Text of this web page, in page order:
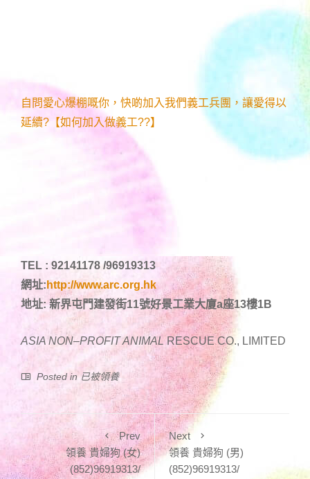
自問愛心爆棚嘅你，快啲加入我們義工兵團，讓愛得以
延續?【如何加入做義工??】
TEL : 92141178 /96919313
網址: http://www.arc.org.hk
地址: 新界屯門建發街11號好景工業大廈a座13樓1B
ASIA NON–PROFIT ANIMAL RESCUE CO., LIMITED
Posted in已被領養
Prev
領養 貴婦狗 (女)
(852)96919313/
Next
領養 貴婦狗 (男)
(852)96919313/